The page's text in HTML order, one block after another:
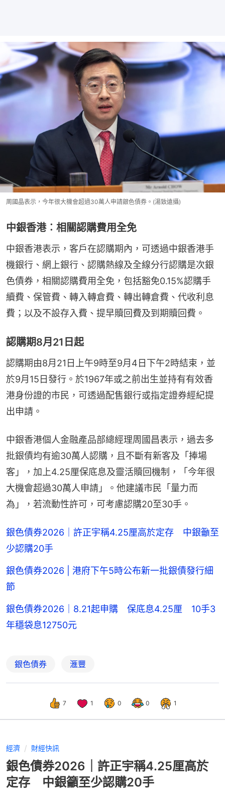
周國晶表示，今年很大機會超過30萬人申請銀色債券。(湯致遠攝)
中銀香港︰相關認購費用全免
中銀香港表示，客戶在認購期內，可透過中銀香港手
機銀行、網上銀行、認購熱線及全線分行認購是次銀
色債券，相關認購費用全免，包括豁免0.15%認購手
續費、保管費、轉入轉倉費、轉出轉倉費、代收利息
費；以及不設存入費、提早贖回費及到期贖回費。
認購期8月21日起
認購期由8月21日上午9時至9月4日下午2時結束，並
於9月15日發行。於1967年或之前出生並持有有效香
港身份證的市民，可透過配售銀行或指定證券經紀提
出申請。
中銀香港個人金融產品部總經理周國昌表示，過去多
批銀債均有逾30萬人認購，且不斷有新客及「捧場
客」，加上4.25厘保底息及靈活贖回機制，「今年很
大機會超過30萬人申請」。他建議市民「量力而
為」，若流動性許可，可考慮認購20至30手。
銀色債券2026｜許正宇稱4.25厘高於定存 中銀籲至
少認購20手
銀色債券2026 | 港府下午5時公布新一批銀債發行細
節
銀色債券2026｜8.21起申購 保底息4.25厘 10手3
年穩袋息12750元
銀色債券 滙豐
7 1 0 0 1
經濟 財經快訊
銀色債券2026｜許正宇稱4.25厘高於
定存 中銀籲至少認購20手